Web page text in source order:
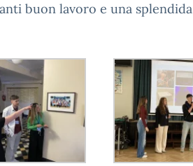
buon lavoro e una splendida